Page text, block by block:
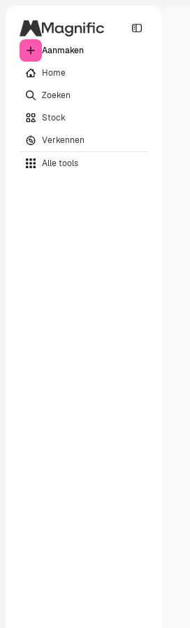
Aanmaken
Home
Zoeken
Stock
Verkennen
Alle tools